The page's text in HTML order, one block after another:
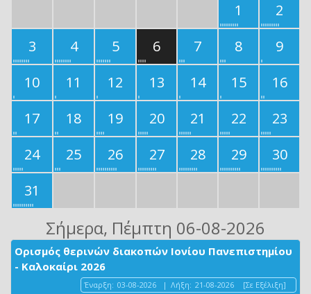
1
2
3
4 5 6 7 8
9
10
11 12 13 14 15
16
17
18 19 20 21 22
23
24
25 26 27 28 29
30
31
Σήμερα, Πέμπτη 06-08-2026
Ορισμός θερινών διακοπών Ιονίου Πανεπιστημίου
- Καλοκαίρι 2026
Έναρξη: 03-08-2026 | Λήξη: 21-08-2026 [Σε Εξέλιξη]